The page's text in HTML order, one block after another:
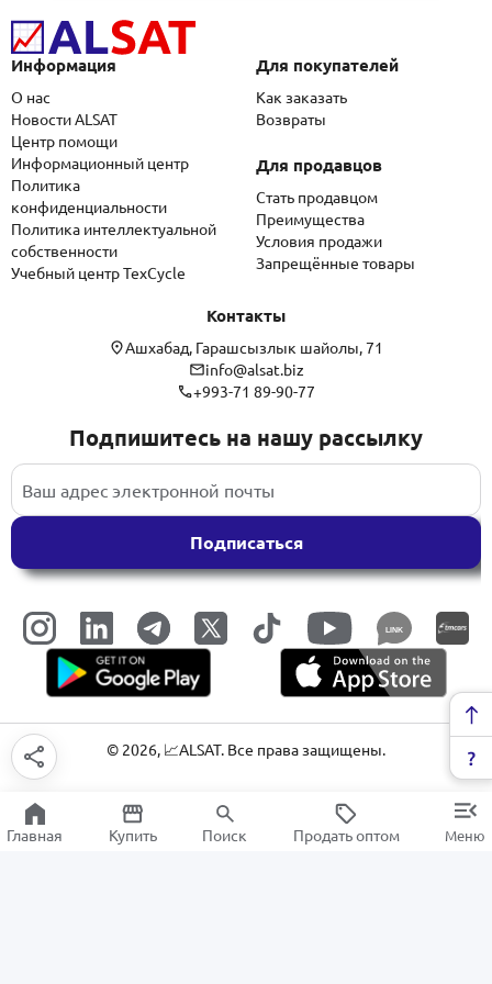
Информация
О нас
Новости ALSAT
Центр помощи
Информационный центр
Политика
конфиденциальности
Политика интеллектуальной
собственности
Учебный центр TexCycle
Для покупателей
Как заказать
Возвраты
Для продавцов
Стать продавцом
Преимущества
Условия продажи
Запрещённые товары
Контакты
Ашхабад, Гарашсызлык шайолы, 71
info@alsat.biz
+993-71 89-90-77
Подпишитесь на нашу рассылку
Подписаться
LINK
© 2026, 📈ALSAT. Все права защищены.
Главная Купить Поиск Продать оптом Меню